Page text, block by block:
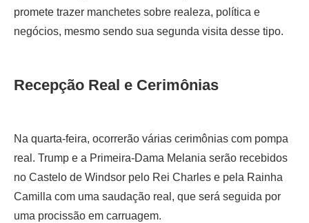
promete trazer manchetes sobre realeza, política e
negócios, mesmo sendo sua segunda visita desse tipo.
Recepção Real e Cerimônias
Na quarta-feira, ocorrerão várias cerimônias com pompa
real. Trump e a Primeira-Dama Melania serão recebidos
no Castelo de Windsor pelo Rei Charles e pela Rainha
Camilla com uma saudação real, que será seguida por
uma procissão em carruagem.